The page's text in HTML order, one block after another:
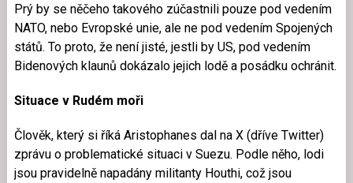
Prý by se něčeho takového zúčastnili pouze pod vedením
NATO, nebo Evropské unie, ale ne pod vedením Spojených
států. To proto, že není jisté, jestli by US, pod vedením
Bidenových klaunů dokázalo jejich lodě a posádku ochránit.
Situace v Rudém moři
Člověk, který si říká Aristophanes dal na X (dříve Twitter)
zprávu o problematické situaci v Suezu. Podle něho, lodi
jsou pravidelně napadány militanty Houthi, což jsou